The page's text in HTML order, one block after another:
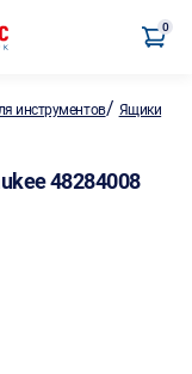
0
инструментов/ Ящики
48284008